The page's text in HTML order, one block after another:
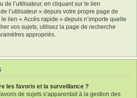
de l’utilisateur, en cliquant sur le lien
l’utilisateur » depuis votre propre page de
lien « Accès rapide » depuis n’importe quelle
vos sujets, utilisez la page de recherche
appropriés.
les favoris et la surveillance ?
de sujets s’apparentait à la gestion des